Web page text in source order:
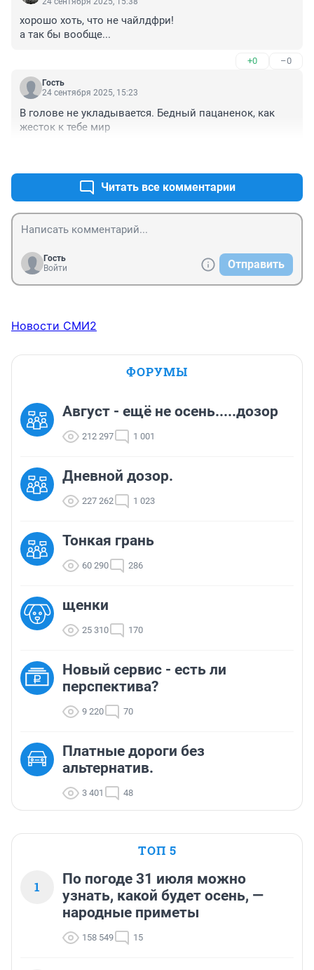
хорошо хоть, что не чайлдфри!
а так бы вообще...
+0 –0
Гость
24 сентября 2025, 15:23
В голове не укладывается. Бедный пацаненок, как
жесток к тебе мир
Читать все комментарии
Гость
Войти
Отправить
Новости СМИ2
ФОРУМЫ
Август - ещё не осень.....дозор
212 297 1 001
Дневной дозор.
227 262 1 023
Тонкая грань
60 290 286
щенки
25 310 170
Новый сервис - есть ли
перспектива?
9 220 70
Платные дороги без
альтернатив.
3 401 48
ТОП 5
1
По погоде 31 июля можно
узнать, какой будет осень, —
народные приметы
158 549 15